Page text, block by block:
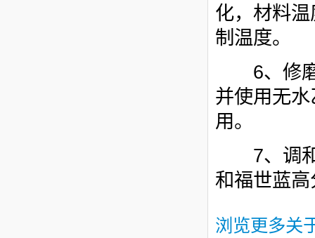
化，材料
制温度。
6、修磨
并使用无
用。
7、调和
和福世蓝
浏览更多关